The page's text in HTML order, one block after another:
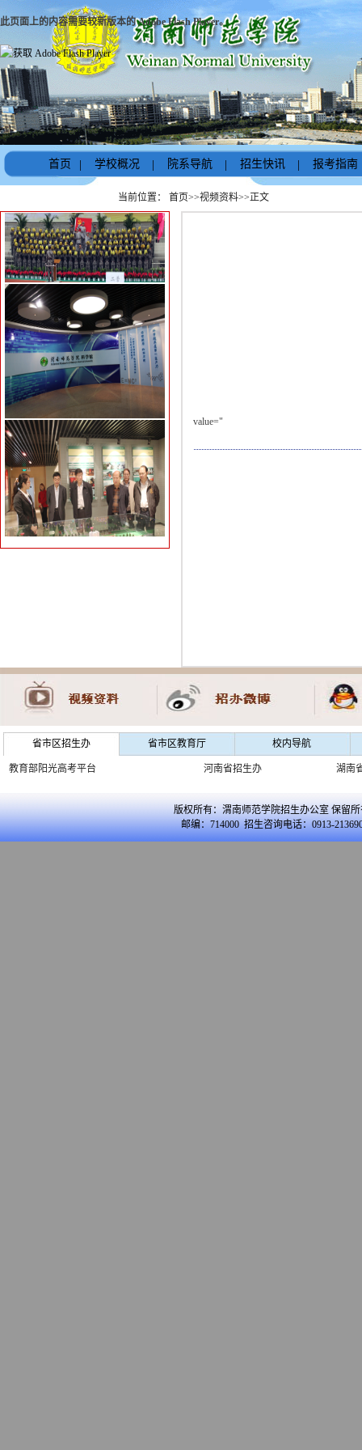
此页面上的内容需要较新版本的 Adobe Flash Player。
首页 | 学校概况 | 院系导航 | 招生快讯 | 报考指南
当前位置： 首页>>视频资料>>正文
value="
省市区招生办 省市区教育厅 校内导航
教育部阳光高考平台 河南省招生办 湖南
版权所有：渭南师范学院招生办公室 保留
邮编：714000 招生咨询电话：0913-